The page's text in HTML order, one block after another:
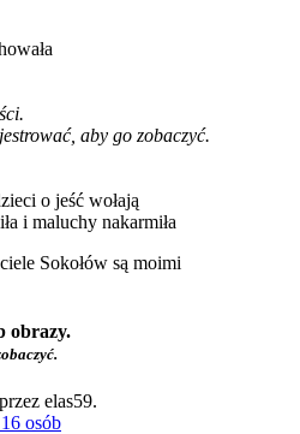
aby go zobaczyć.
o jeść wołają
i maluchy nakarmiła
Sokołów są moimi
obrazy.
elas59.
16 osób